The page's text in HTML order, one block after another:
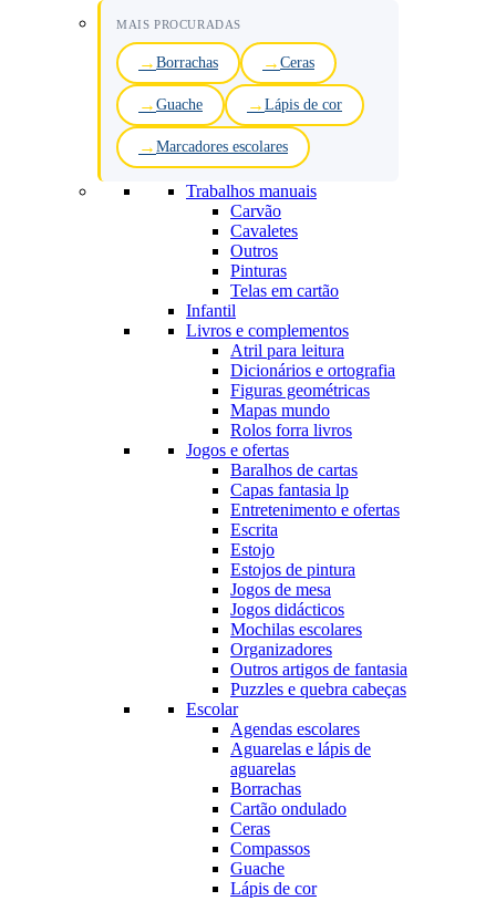
MAIS PROCURADAS
Borrachas Ceras
Guache Lápis de cor
Marcadores escolares
Trabalhos manuais
Carvão
Cavaletes
Outros
Pinturas
Telas em cartão
Infantil
Livros e complementos
Atril para leitura
Dicionários e ortografia
Figuras geométricas
Mapas mundo
Rolos forra livros
Jogos e ofertas
Baralhos de cartas
Capas fantasia lp
Entretenimento e ofertas
Escrita
Estojo
Estojos de pintura
Jogos de mesa
Jogos didácticos
Mochilas escolares
Organizadores
Outros artigos de fantasia
Puzzles e quebra cabeças
Escolar
Agendas escolares
Aguarelas e lápis de
aguarelas
Borrachas
Cartão ondulado
Ceras
Compassos
Guache
Lápis de cor